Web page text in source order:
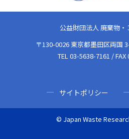
公益財団法人 廃棄物
〒130-0026 東京都墨田区両国
TEL 03-5638-7161 /
サイトポリシー
© Japan Waste